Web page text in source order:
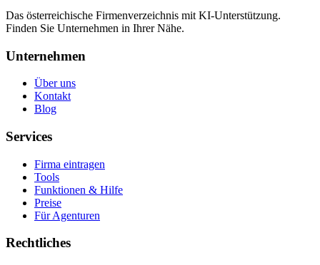
Das österreichische Firmenverzeichnis mit KI-Unterstützung.
Finden Sie Unternehmen in Ihrer Nähe.
Unternehmen
Über uns
Kontakt
Blog
Services
Firma eintragen
Tools
Funktionen & Hilfe
Preise
Für Agenturen
Rechtliches